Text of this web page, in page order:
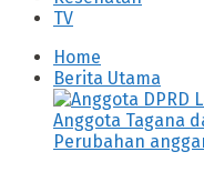
TV
Home
Berita Utama